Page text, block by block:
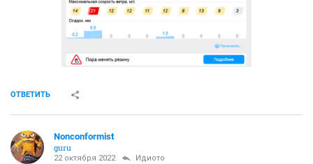
ОТВЕТИТЬ
Nonconformist
guru
22 октября 2022 Идиото